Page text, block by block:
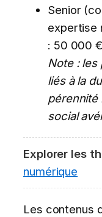
Senior
expertise
: 50 000
Note : les
liés à la
pérennité
social
Explorer les
numérique
Les contenus